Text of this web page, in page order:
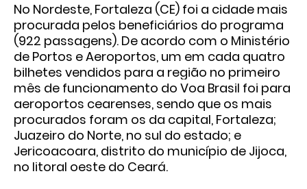
No Nordeste, Fortaleza (CE) foi a cidade mais
procurada pelos beneficiários do programa
(922 passagens). De acordo com o Ministério
de Portos e Aeroportos, um em cada quatro
bilhetes vendidos para a região no primeiro
mês de funcionamento do Voa Brasil foi para
aeroportos cearenses, sendo que os mais
procurados foram os da capital, Fortaleza;
Juazeiro do Norte, no sul do estado; e
Jericoacoara, distrito do município de Jijoca,
no litoral oeste do Ceará.